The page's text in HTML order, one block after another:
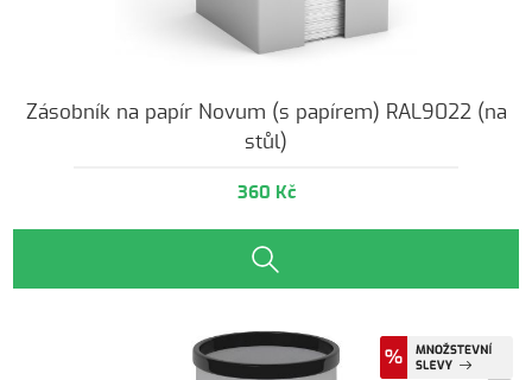
Zásobník na papír Novum (s papírem) RAL9022 (na
stůl)
360 Kč